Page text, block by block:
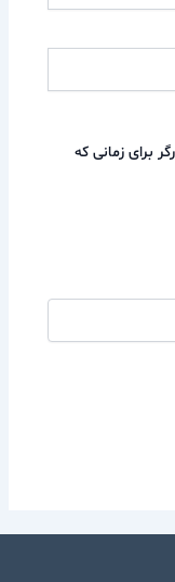
برای زمانی که